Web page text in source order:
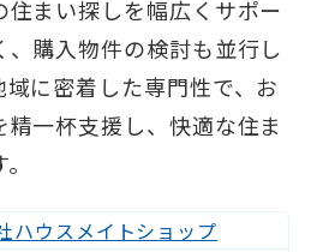
まい探しを幅広くサポー
、購入物件の検討も並行し
に密着した専門性で、お
一杯支援し、快適な住ま
ハウスメイトショップ